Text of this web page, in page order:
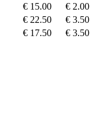
€ 15.00 € 2.00
€ 22.50 € 3.50
€ 17.50 € 3.50